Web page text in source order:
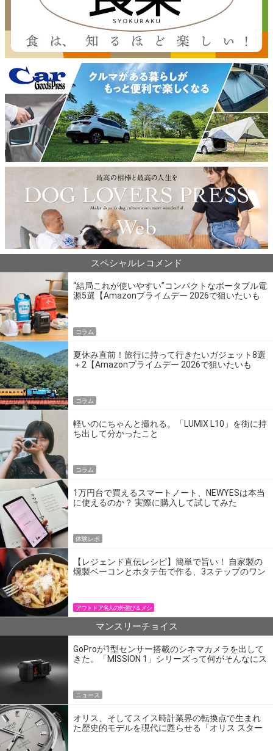
スペシャルレコメンド
“結局これが使いやすい”コンパクトなポータブル電
源5選【Amazonプライムデー 2026で狙いたいも
コラム
夏休み直前！旅行に持って行きたいガジェット8選
＋2【Amazonプライムデー 2026で狙いたいも
コラム
軽いのにちゃんと撮れる。「LUMIX L10」を街に持
ち出して分かったこと
コラム
1万円台で買えるスマートノート、NEWYESは本当
に使えるのか？ 実際に購入して試してみた
体験レポ
【レジェンド直伝レシピ】簡単で旨い！ 自家製の
燻製ベーコンとホタテ缶で作る、3ステップのワン
アウトドア名人の外遊び＆メシ
マンスリーチョイス
GoProが1型センサー搭載のシネマカメラを出して
きた。「MISSION 1」シリーズって何がそんなにス
ニュース
オリス、そしてスイス時計業界の転換点で生まれ
た歴史的モデルを現代に甦らせる「オリス スター